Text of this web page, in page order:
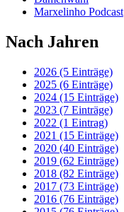
Marxelinho Podcast
Nach Jahren
2026 (5 Einträge)
2025 (6 Einträge)
2024 (15 Einträge)
2023 (7 Einträge)
2022 (1 Eintrag)
2021 (15 Einträge)
2020 (40 Einträge)
2019 (62 Einträge)
2018 (82 Einträge)
2017 (73 Einträge)
2016 (76 Einträge)